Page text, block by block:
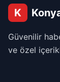
K
Güvenilir
ve özel